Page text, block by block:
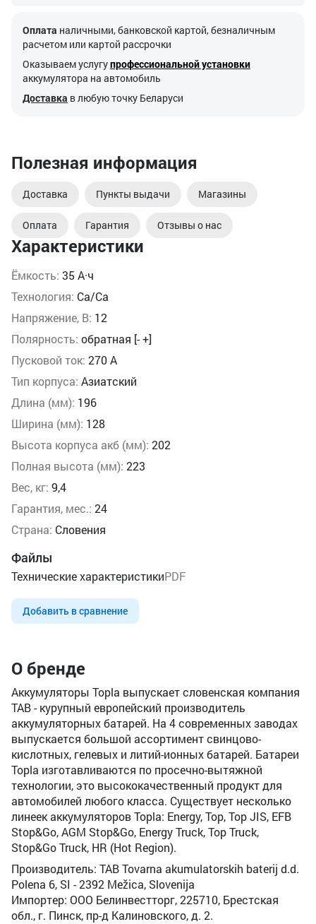
Характеристики
Ёмкость: 35 А·ч
Технология: Ca/Ca
Напряжение, В: 12
Полярность: обратная [- +]
Пусковой ток: 270 А
Тип корпуса: Азиатский
Длина (мм): 196
Ширина (мм): 128
Высота корпуса акб (мм): 202
Полная высота (мм): 223
Вес, кг: 9,4
Гарантия, мес.: 24
Страна: Словения
Файлы
Технические характеристикиPDF
Добавить в сравнение
Оплата наличными, банковской картой, безналичным
расчетом или картой рассрочки
Оказываем услугупрофессиональной установки
аккумулятора на автомобиль
Доставка в любую точку Беларуси
Полезная информация
Доставка Пункты выдачи Магазины
Оплата Гарантия Отзывы о нас
О бренде
Аккумуляторы Topla выпускает словенская компания
TAB - курупный европейский производитель
аккумуляторных батарей. На 4 современных заводах
выпускается большой ассортимент свинцово-
кислотных, гелевых и литий-ионных батарей. Батареи
Topla изготавливаются по просечно-вытяжной
технологии, это высококачественный продукт для
автомобилей любого класса. Существует несколько
линеек аккумуляторов Topla: Energy, Top, Top JIS, EFB
Stop&Go, AGM Stop&Go, Energy Truck, Top Truck,
Stop&Go Truck, HR (Hot Region).
Производитель: TAB Tovarna akumulatorskih baterij d.d.
Polena 6, SI - 2392 Mežica, Slovenija
Импортер: ООО Белинвестторг, 225710, Брестская
обл., г. Пинск, пр-д Калиновского, д. 2.